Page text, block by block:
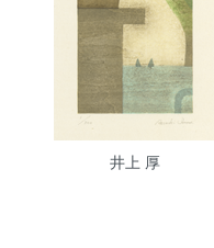
井上 厚